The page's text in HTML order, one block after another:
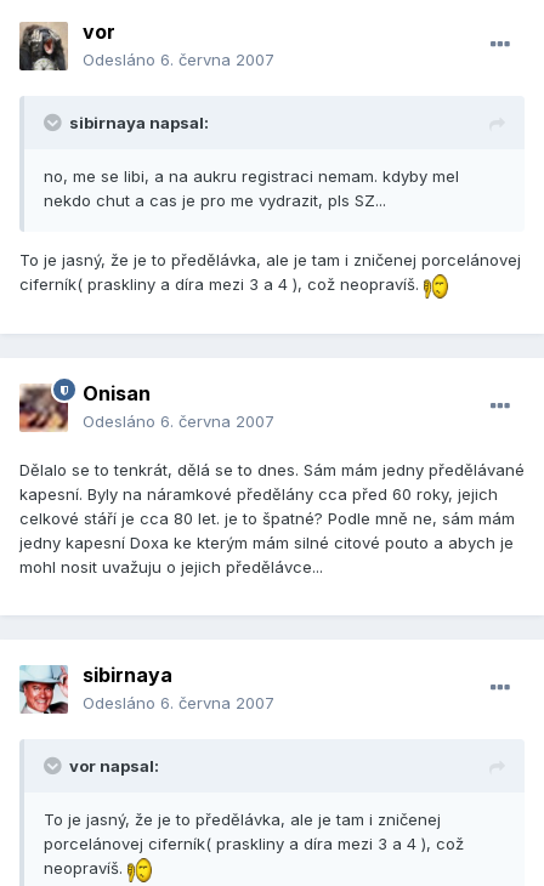
vor
Odesláno 6. června 2007
sibirnaya napsal:
no, me se libi, a na aukru registraci nemam. kdyby mel
nekdo chut a cas je pro me vydrazit, pls SZ...
To je jasný, že je to předělávka, ale je tam i zničenej porcelánovej
ciferník( praskliny a díra mezi 3 a 4 ), což neopravíš.
Onisan
Odesláno 6. června 2007
Dělalo se to tenkrát, dělá se to dnes. Sám mám jedny předělávané
kapesní. Byly na náramkové předělány cca před 60 roky, jejich
celkové stáří je cca 80 let. je to špatné? Podle mně ne, sám mám
jedny kapesní Doxa ke kterým mám silné citové pouto a abych je
mohl nosit uvažuju o jejich předělávce...
sibirnaya
Odesláno 6. června 2007
vor napsal:
To je jasný, že je to předělávka, ale je tam i zničenej
porcelánovej ciferník( praskliny a díra mezi 3 a 4 ), což
neopravíš.